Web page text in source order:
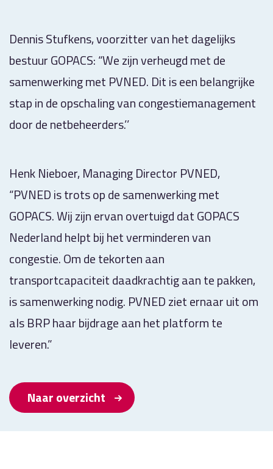
Dennis Stufkens, voorzitter van het dagelijks
bestuur GOPACS: “We zijn verheugd met de
samenwerking met PVNED. Dit is een belangrijke
stap in de opschaling van congestiemanagement
door de netbeheerders.’’
Henk Nieboer, Managing Director PVNED,
“PVNED is trots op de samenwerking met
GOPACS. Wij zijn ervan overtuigd dat GOPACS
Nederland helpt bij het verminderen van
congestie. Om de tekorten aan
transportcapaciteit daadkrachtig aan te pakken,
is samenwerking nodig. PVNED ziet ernaar uit om
als BRP haar bijdrage aan het platform te
leveren.”
Naar overzicht